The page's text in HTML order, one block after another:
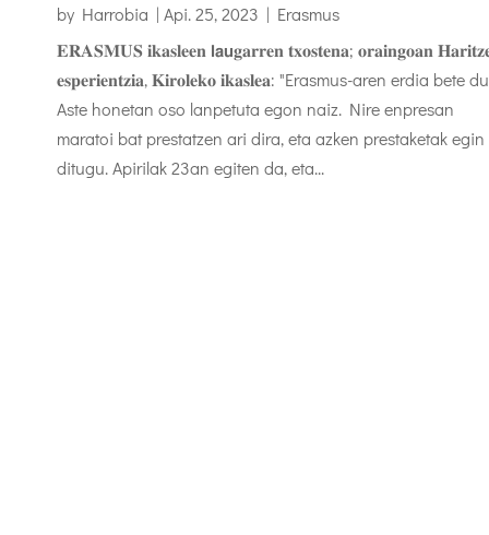
by Harrobia | Api. 25, 2023 | Erasmus
𝐄𝐑𝐀𝐒𝐌𝐔𝐒 𝐢𝐤𝐚𝐬𝐥𝐞𝐞𝐧 𝗹𝗮𝘂𝐠𝐚𝐫𝐫𝐞𝐧 𝐭𝐱𝐨𝐬𝐭𝐞𝐧𝐚; 𝐨𝐫𝐚𝐢𝐧𝐠𝐨𝐚𝐧
𝐞𝐬𝐩𝐞𝐫𝐢𝐞𝐧𝐭𝐳𝐢𝐚, 𝐊𝐢𝐫𝐨𝐥𝐞𝐤𝐨 𝐢𝐤𝐚𝐬𝐥𝐞𝐚: "Erasmus-aren erdia bete
Aste honetan oso lanpetuta egon naiz. Nire enpresan
maratoi bat prestatzen ari dira, eta azken prestaketak egin
ditugu. Apirilak 23an egiten da, eta...